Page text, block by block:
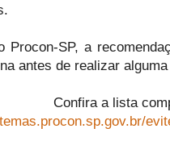
Procon-SP, a
antes de realizar
Confira a lista